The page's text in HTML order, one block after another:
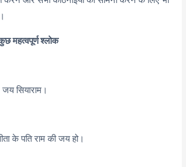
महत्वपूर्ण श्लोक
जय सियाराम।
के पति राम की जय हो।